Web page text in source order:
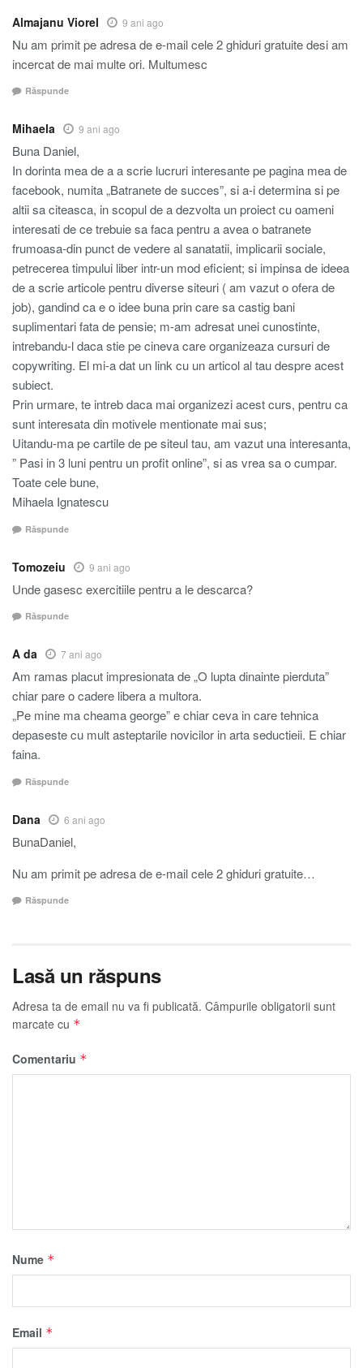
Almajanu Viorel 9 ani ago
Nu am primit pe adresa de e-mail cele 2 ghiduri gratuite desi am
incercat de mai multe ori. Multumesc
Răspunde
Mihaela 9 ani ago
Buna Daniel,
In dorinta mea de a a scrie lucruri interesante pe pagina mea de
facebook, numita „Batranete de succes”, si a-i determina si pe
altii sa citeasca, in scopul de a dezvolta un proiect cu oameni
interesati de ce trebuie sa faca pentru a avea o batranete
frumoasa-din punct de vedere al sanatatii, implicarii sociale,
petrecerea timpului liber intr-un mod eficient; si impinsa de ideea
de a scrie articole pentru diverse siteuri ( am vazut o ofera de
job), gandind ca e o idee buna prin care sa castig bani
suplimentari fata de pensie; m-am adresat unei cunostinte,
intrebandu-l daca stie pe cineva care organizeaza cursuri de
copywriting. El mi-a dat un link cu un articol al tau despre acest
subiect.
Prin urmare, te intreb daca mai organizezi acest curs, pentru ca
sunt interesata din motivele mentionate mai sus;
Uitandu-ma pe cartile de pe siteul tau, am vazut una interesanta,
” Pasi in 3 luni pentru un profit online”, si as vrea sa o cumpar.
Toate cele bune,
Mihaela Ignatescu
Răspunde
Tomozeiu 9 ani ago
Unde gasesc exercitiile pentru a le descarca?
Răspunde
A da 7 ani ago
Am ramas placut impresionata de „O lupta dinainte pierduta”
chiar pare o cadere libera a multora.
„Pe mine ma cheama george” e chiar ceva in care tehnica
depaseste cu mult asteptarile novicilor in arta seductieii. E chiar
faina.
Răspunde
Dana 6 ani ago
BunaDaniel,
Nu am primit pe adresa de e-mail cele 2 ghiduri gratuite…
Răspunde
Lasă un răspuns
Adresa ta de email nu va fi publicată. Câmpurile obligatorii sunt
marcate cu *
Comentariu *
Nume *
Email *